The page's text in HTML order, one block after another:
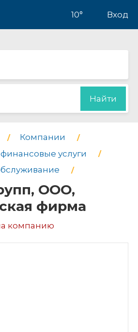
10° Вход
Найти
Компании
услуги
ООО,
фирма
компанию